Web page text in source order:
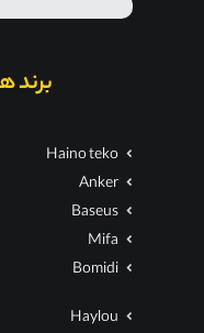
Haino teko
Anker
Baseus
Mifa
Bomidi
Haylou